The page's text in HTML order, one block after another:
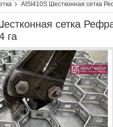
AISI410S Шестконная сетка
сетка
га